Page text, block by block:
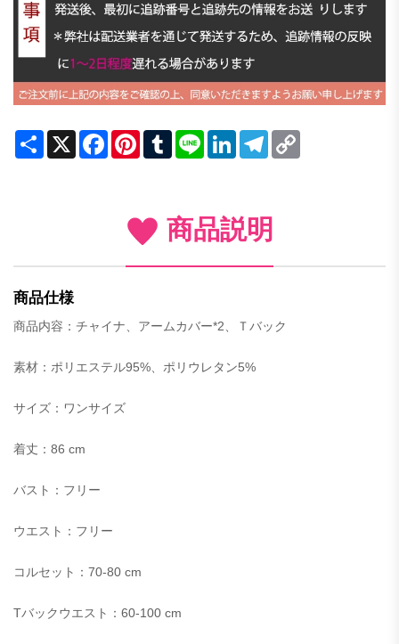
Share X FacebookPinterestTumblrLine LinkedInTelegram
商品説明
商品仕様
商品内容：チャイナ、アームカバー*2、Ｔバック
素材：ポリエステル95%、ポリウレタン5%
サイズ ：ワンサイズ
着丈：86 cm
バスト：フリー
ウエスト： フリー
コルセット：70-80 cm
Tバックウエスト：60-100 cm